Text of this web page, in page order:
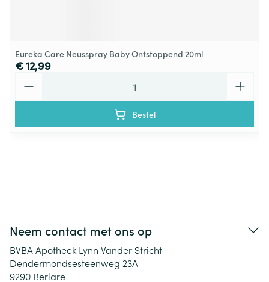
Eureka Care Neusspray Baby Ontstoppend 20ml
€ 12,99
Bestel
Neem contact met ons op
BVBA Apotheek Lynn Vander Stricht
Dendermondsesteenweg 23A
9290 Berlare